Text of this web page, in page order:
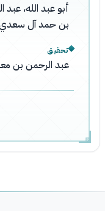
أبو عبد الله،
بن حمد آل
تحقيق
عبد الرحمن بن